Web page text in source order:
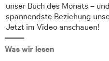
unser Buch des Monats –
spannendste Beziehung
Jetzt im Video anschauen!
Was wir lesen